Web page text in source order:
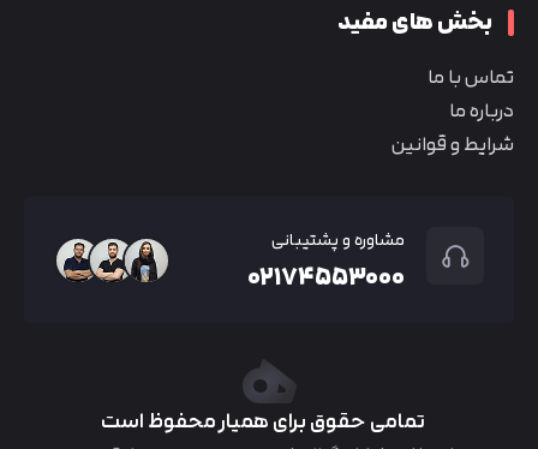
بخش های مفید
تماس با ما
درباره ما
شرایط و قوانین
مشاوره و پشتیبانی
۰۲۱۷۴۵۵۳۰۰۰
تمامی حقوق برای همیار محفوظ است